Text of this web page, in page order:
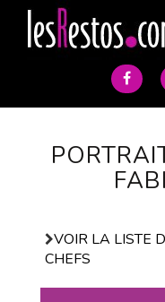
VOIR LA LISTE
CHEFS